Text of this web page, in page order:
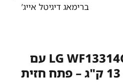
ברימאג דיגיטל אייג’
מכונת כביסה LG WF13314GBC עם